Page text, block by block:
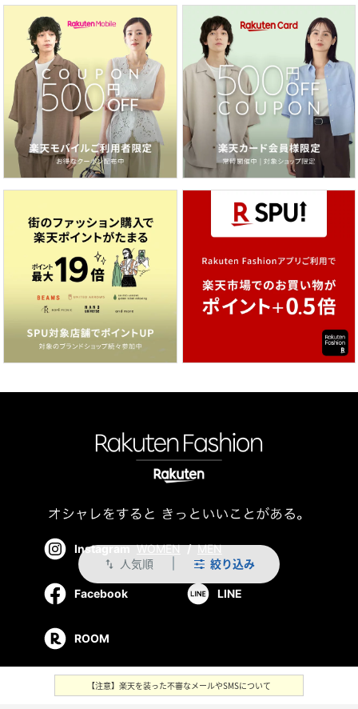
swap_vert 人気順 絞り込み
Instagram WOMEN / MEN
Facebook LINE
ROOM
【注意】楽天を装った不審なメールやSMSについて